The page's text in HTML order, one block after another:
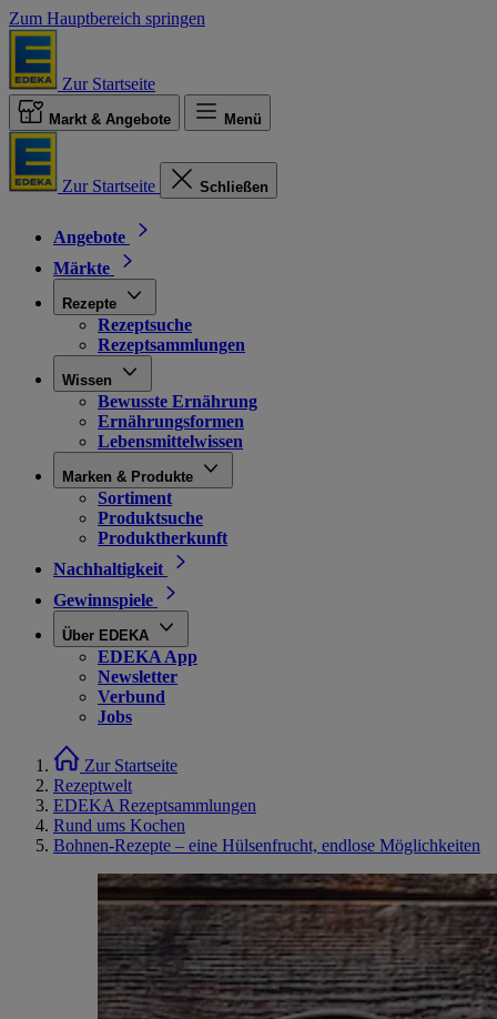
Zum Hauptbereich springen
Zur Startseite
Markt & Angebote Menü
Zur Startseite Schließen
Angebote
Märkte
Rezepte
Rezeptsuche
Rezeptsammlungen
Wissen
Bewusste Ernährung
Ernährungsformen
Lebensmittelwissen
Marken & Produkte
Sortiment
Produktsuche
Produktherkunft
Nachhaltigkeit
Gewinnspiele
Über EDEKA
EDEKA App
Newsletter
Verbund
Jobs
Zur Startseite
Rezeptwelt
EDEKA Rezeptsammlungen
Rund ums Kochen
Bohnen-Rezepte – eine Hülsenfrucht, endlose Möglichkeiten